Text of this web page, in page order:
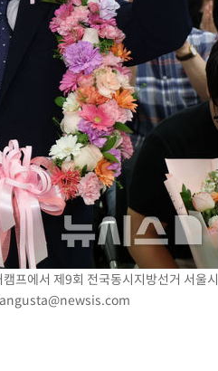
프에서 제9회 전국동시지방선거 서울시